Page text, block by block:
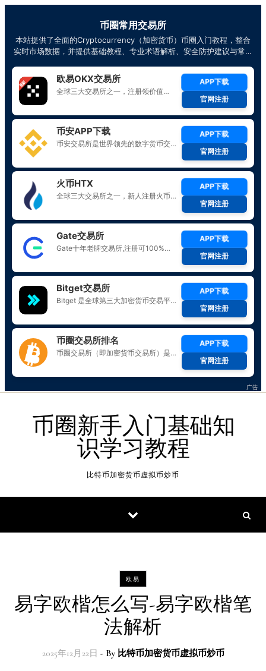
币圈新手入门基础知
识学习教程
比特币加密货币虚拟币炒币
欧易
易字欧楷怎么写-易字欧楷笔
法解析
2025年12月22日 - By 比特币加密货币虚拟币炒币